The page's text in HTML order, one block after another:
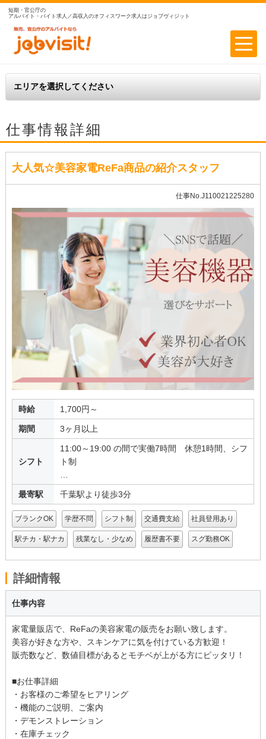
短期・官公庁の
アルバイト・バイト求人／高収入のオフィスワーク求人はジョブヴィジット
仕事情報詳細
大人気☆美容家電ReFa商品の紹介スタッフ
仕事No.J110021225280
時給 1,700円～
期間 3ヶ月以上
シフト
11:00～19:00 の間で実働7時間 休憩1時間、シフ
ト制
最寄駅 千葉駅より徒歩3分
ブランクOK 学歴不問 シフト制 交通費支給 社員登用あり
駅チカ・駅ナカ 残業なし・少なめ 履歴書不要 スグ勤務OK
詳細情報
仕事内容
家電量販店で、ReFaの美容家電の販売をお願い致します。
美容が好きな方や、スキンケアに気を付けている方歓迎！
販売数など、数値目標があるとモチベが上がる方にピッタリ！
■お仕事詳細
・お客様のご希望をヒアリング
・機能のご説明、ご案内
・デモンストレーション
・在庫チェック